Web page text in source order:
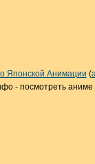
Японской Анимации (
- посмотреть аниме